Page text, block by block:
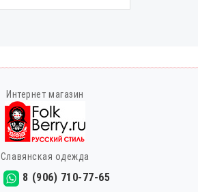
Интернет магазин
Славянская одежда
8 (906) 710-77-65